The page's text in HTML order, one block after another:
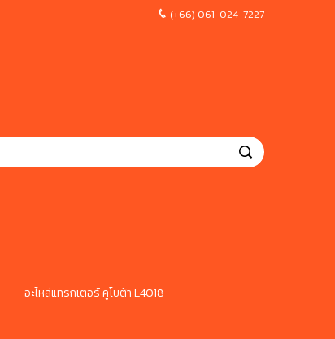
(+66) 061-024-7227
อะไหล่แทรกเตอร์ คูโบต้า L4018